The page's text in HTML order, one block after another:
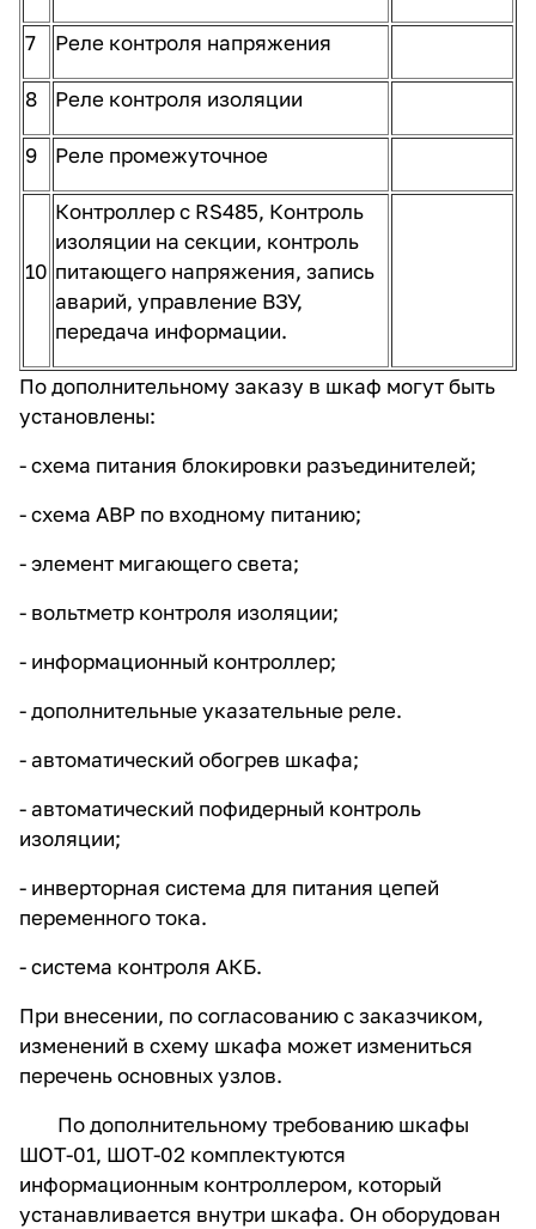
7 Реле контроля напряжения
8 Реле контроля изоляции
9 Реле промежуточное
10
Контроллер с RS485, Контроль
изоляции на секции, контроль
питающего напряжения, запись
аварий, управление ВЗУ,
передача информации.
По дополнительному заказу в шкаф могут быть
установлены:
- схема питания блокировки разъединителей;
- схема АВР по входному питанию;
- элемент мигающего света;
- вольтметр контроля изоляции;
- информационный контроллер;
- дополнительные указательные реле.
- автоматический обогрев шкафа;
- автоматический пофидерный контроль
изоляции;
- инверторная система для питания цепей
переменного тока.
- система контроля АКБ.
При внесении, по согласованию с заказчиком,
изменений в схему шкафа может измениться
перечень основных узлов.
По дополнительному требованию шкафы
ШОТ-01, ШОТ-02 комплектуются
информационным контроллером, который
устанавливается внутри шкафа. Он оборудован